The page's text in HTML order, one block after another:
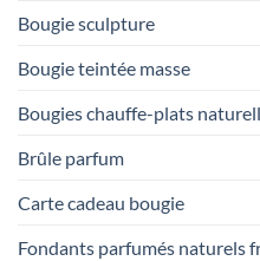
Bougie sculpture
Bougie teintée masse
Bougies chauffe-plats
Brûle parfum
Carte cadeau bougie
Fondants parfumés naturels